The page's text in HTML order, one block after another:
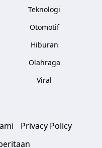
Teknologi
Otomotif
Hiburan
Olahraga
Viral
Privacy Policy